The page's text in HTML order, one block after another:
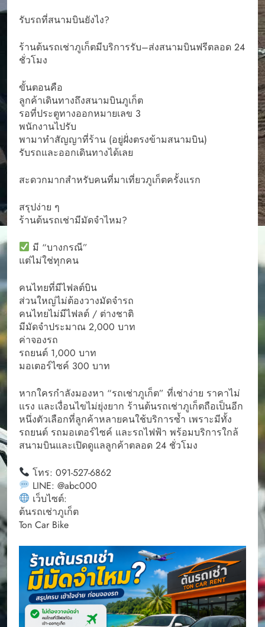
รับรถที่สนามบินยังไง?
ร้านต้นรถเช่าภูเก็ตมีบริการรับ–ส่งสนามบินฟรีตลอด 24
ชั่วโมง
ขั้นตอนคือ
ลูกค้าเดินทางถึงสนามบินภูเก็ต
รอที่ประตูทางออกหมายเลข 3
พนักงานไปรับ
พามาทำสัญญาที่ร้าน (อยู่ฝั่งตรงข้ามสนามบิน)
รับรถและออกเดินทางได้เลย
สะดวกมากสำหรับคนที่มาเที่ยวภูเก็ตครั้งแรก
สรุปง่าย ๆ
ร้านต้นรถเช่ามีมัดจำไหม?
มี “บางกรณี”
แต่ไม่ใช่ทุกคน
คนไทยที่มีไฟลต์บิน
ส่วนใหญ่ไม่ต้องวางมัดจำรถ
คนไทยไม่มีไฟลต์ / ต่างชาติ
มีมัดจำประมาณ 2,000 บาท
ค่าจองรถ
รถยนต์ 1,000 บาท
มอเตอร์ไซค์ 300 บาท
หากใครกำลังมองหา “รถเช่าภูเก็ต” ที่เช่าง่าย ราคาไม่
แรง และเงื่อนไขไม่ยุ่งยาก ร้านต้นรถเช่าภูเก็ตถือเป็นอีก
หนึ่งตัวเลือกที่ลูกค้าหลายคนใช้บริการซ้ำ เพราะมีทั้ง
รถยนต์ รถมอเตอร์ไซค์ และรถไฟฟ้า พร้อมบริการใกล้
สนามบินและเปิดดูแลลูกค้าตลอด 24 ชั่วโมง
โทร: 091-527-6862
LINE: @abc000
เว็บไซต์:
ต้นรถเช่าภูเก็ต
Ton Car Bike